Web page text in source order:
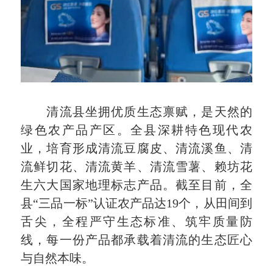
清流县坐拥优质生态禀赋，是天然的
绿色农产品产区。全县深耕特色现代农
业，培育形成清流豆腐皮、清流溪鱼、清
流鲜切花、清流黄羊、清流雪薯、赖坊花
生六大国家地理标志产品。截至目前，全
县“三品一标”认证农产品达19个，从田间到
舌尖，全程严守生态标准、筑牢质量防
线，每一份产品都承载着清流的生态匠心
与自然本味。